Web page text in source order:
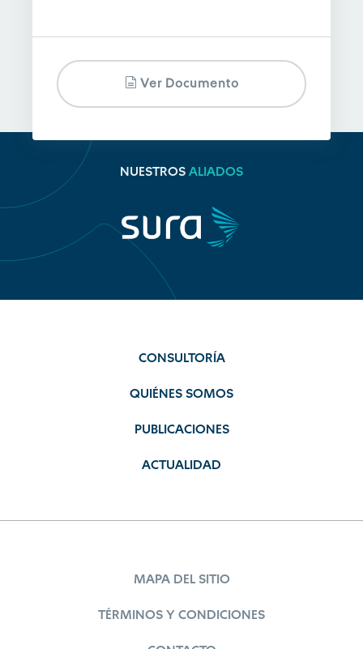
Ver Documento
NUESTROS ALIADOS
CONSULTORÍA
QUIÉNES SOMOS
PUBLICACIONES
ACTUALIDAD
MAPA DEL SITIO
TÉRMINOS Y CONDICIONES